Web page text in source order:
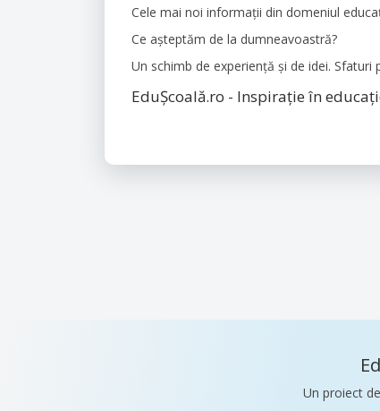
Cele mai noi informații din domeniul
Ce așteptăm de la dumneavoastră?
Un schimb de experiență și de idei.
EduȘcoală.ro - Inspirație în
Un proiect